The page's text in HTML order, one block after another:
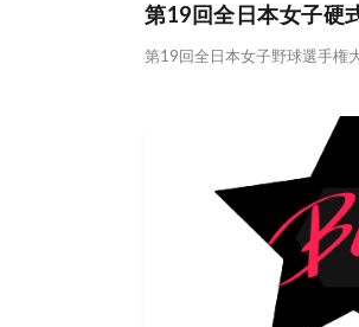
第19回全日本女子硬
第19回全日本女子野球選手権